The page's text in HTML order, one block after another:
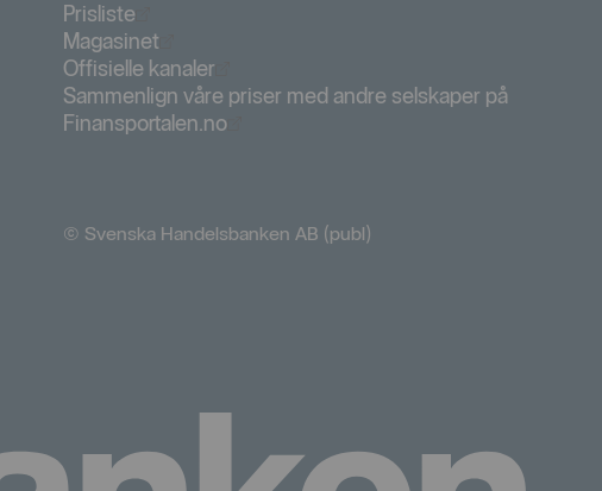
Prisliste
Magasinet
Offisielle kanaler
Sammenlign våre priser med andre selskaper på
Finansportalen.no
© Svenska Handelsbanken AB (publ)